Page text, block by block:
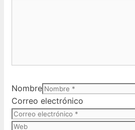
Nombre
Correo electrónico